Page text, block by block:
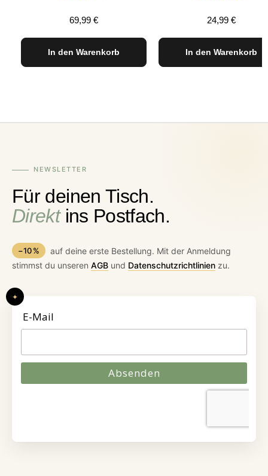
Regulärer Preis:
69,99 €
In den Warenkorb
Regulärer
24,99 €
In den Warenkorb
NEWSLETTER
Für deinen Tisch.
Direktins Postfach.
−10 %
auf deine erste Bestellung. Mit der Anmeldung
stimmst du unseren AGB und Datenschutzrichtlinien zu.